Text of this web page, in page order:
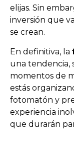
elijas. Sin
inversión que
se crean.
En definitiva, la
una tendencia,
momentos de
estás
fotomatón y
experiencia
que durarán